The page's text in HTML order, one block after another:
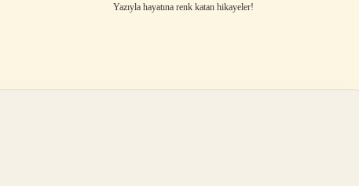
Yazıyla hayatına renk katan hikayeler!